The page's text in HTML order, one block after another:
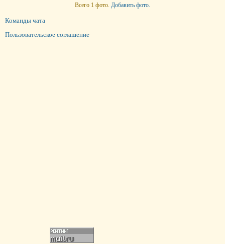
Всего 1 фото. Добавить фото.
Команды чата
Пользовательское соглашение